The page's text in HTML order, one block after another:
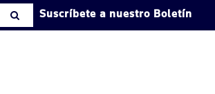
Suscríbete a nuestro Boletín